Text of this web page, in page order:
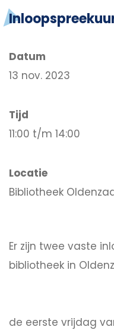
Datum
13 nov. 2023
Tijd
11:00 t/m 14:00
Locatie
Bibliotheek
Er zijn twee vaste
bibliotheek in
de eerste vrijdag